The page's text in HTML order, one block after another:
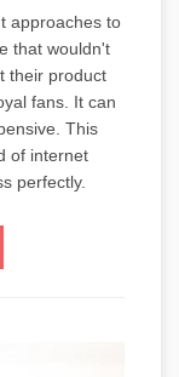
approaches to
that wouldn't
their product
fans. It can
This
of internet
perfectly.